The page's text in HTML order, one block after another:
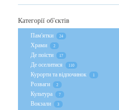
Категорії об'єктів
Пам'ятки 24
Храми 2
Де поїсти 17
Де оселитися 110
Курорти та відпочинок 1
Розваги 2
Культура 7
Вокзали 3